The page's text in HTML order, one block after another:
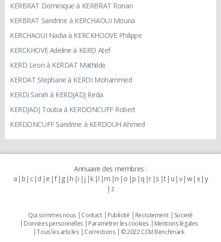
KERBRAT Dominique à KERBRAT Ronan
KERBRAT Sandrine à KERCHAOUI Mouna
KERCHAOUI Nadia à KERCKHOOVE Philippe
KERCKHOVE Adeline à KERD Atef
KERD Leon à KERDAT Mathilde
KERDAT Stephane à KERDI Mohammed
KERDI Sarah à KERDJADJ Reda
KERDJADJ Touba à KERDONCUFF Robert
KERDONCUFF Sandrine à KERDOUH Ahmed
Annuaire des membres :
a b c d e f g h i j k l m n o p q r s t u v w x y
z
Qui sommes nous Contact Publicité Recrutement
Societé
Données personnelles
Paramétrer les cookies
Mentions légales
Tous les articles
Corrections © 2022 CCM Benchmark